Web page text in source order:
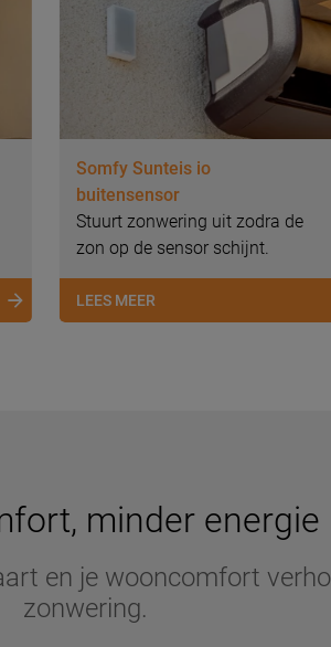
Somfy Sunteis io
buitensensor
Stuurt zonwering uit zodra de
zon op de sensor schijnt.
LEES MEER
minder energie
en je wooncomfort
zonwering.